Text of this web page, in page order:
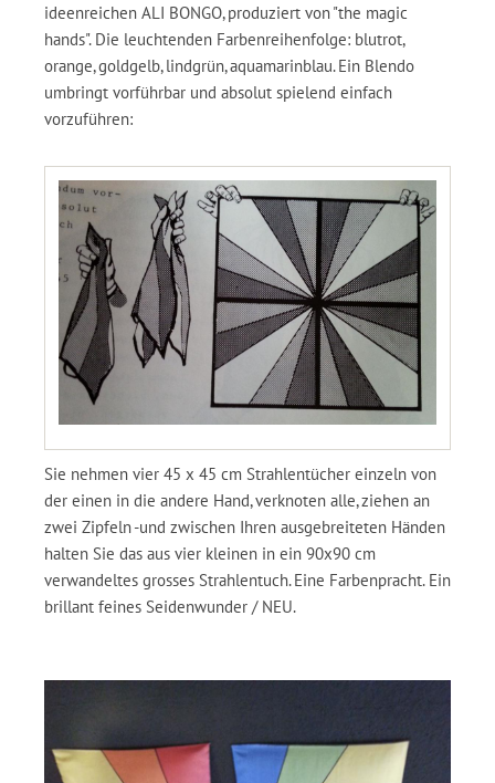
ideenreichen ALI BONGO, produziert von "the magic
hands". Die leuchtenden Farbenreihenfolge: blutrot,
orange, goldgelb, lindgrün, aquamarinblau. Ein Blendo
umbringt vorführbar und absolut spielend einfach
vorzuführen:
Sie nehmen vier 45 x 45 cm Strahlentücher einzeln von
der einen in die andere Hand, verknoten alle, ziehen an
zwei Zipfeln -und zwischen Ihren ausgebreiteten Händen
halten Sie das aus vier kleinen in ein 90x90 cm
verwandeltes grosses Strahlentuch. Eine Farbenpracht. Ein
brillant feines Seidenwunder / NEU.